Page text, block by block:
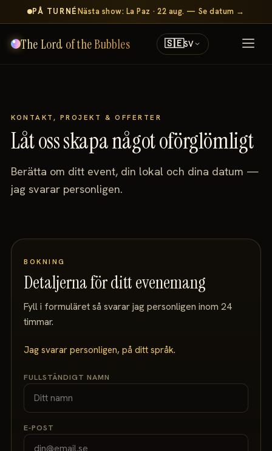
PÅ TURNÉNästa show: La Paz · 22 aug. — Se datum →
The Lord of the Bubbles 🇸🇪SV
KONTAKT, PROJEKT & OFFERTER
Låt oss skapa något oförglömligt
Berätta om ditt event, din lokal och dina datum —
jag svarar personligen.
BOKNING
Detaljerna för ditt evenemang
Fyll i formuläret så svarar jag personligen inom 24
timmar.
Jag svarar personligen, på ditt språk.
FULLSTÄNDIGT NAMN
E-POST